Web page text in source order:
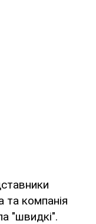
компанія
"швидкі".